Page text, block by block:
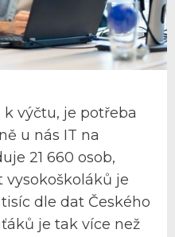
výčtu, je potřeba
u nás IT na
21 660 osob,
vysokoškoláků je
dle dat Českého
je tak více než